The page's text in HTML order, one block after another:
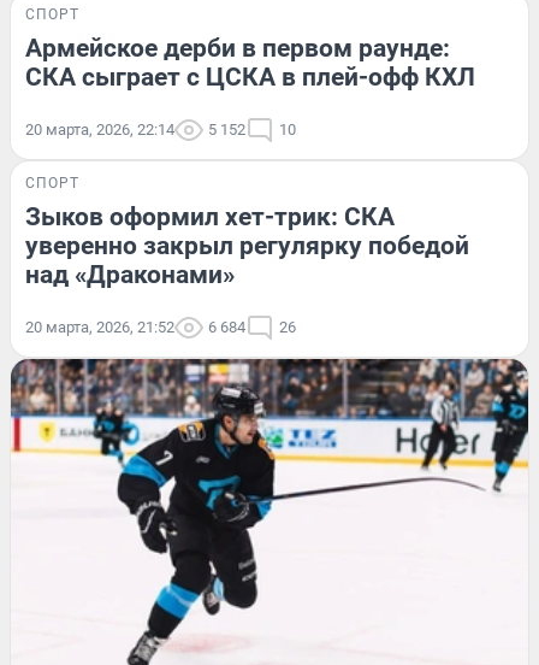
СПОРТ
Армейское дерби в первом раунде:
СКА сыграет с ЦСКА в плей-офф КХЛ
20 марта, 2026, 22:14 5 152 10
СПОРТ
Зыков оформил хет-трик: СКА
уверенно закрыл регулярку победой
над «Драконами»
20 марта, 2026, 21:52 6 684 26